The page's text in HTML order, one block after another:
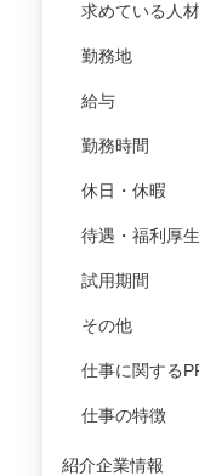
求めている人材
勤務地
給与
勤務時間
休日・休暇
待遇・福利厚生
試用期間
その他
仕事に関する
仕事の特徴
紹介企業情報